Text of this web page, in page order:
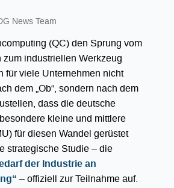
News Team
(QC) den Sprung vom
zum industriellen Werkzeug
für viele Unternehmen nicht
dem „Ob“, sondern nach dem
dass die deutsche
kleine und mittlere
für diesen Wandel gerüstet
strategische Studie – die
der Industrie an
– offiziell zur Teilnahme auf.